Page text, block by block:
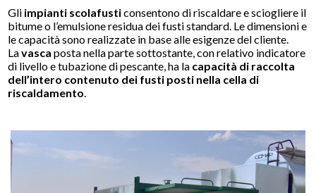
Gli impianti scolafusticonsentono di riscaldare e sciogliere il
bitume o l’emulsione residua dei fusti standard. Le dimensioni e
le capacità sono realizzate in base alle esigenze del cliente.
Lavasca posta nella parte sottostante, con relativo indicatore
di livello e tubazione di pescante, ha la capacità di raccolta
dell’intero contenuto dei fusti posti nella cella di
riscaldamento.